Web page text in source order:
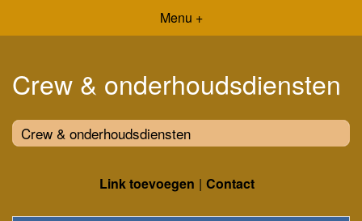
Menu +
Crew & onderhoudsdiensten
Crew & onderhoudsdiensten
Link toevoegen Contact